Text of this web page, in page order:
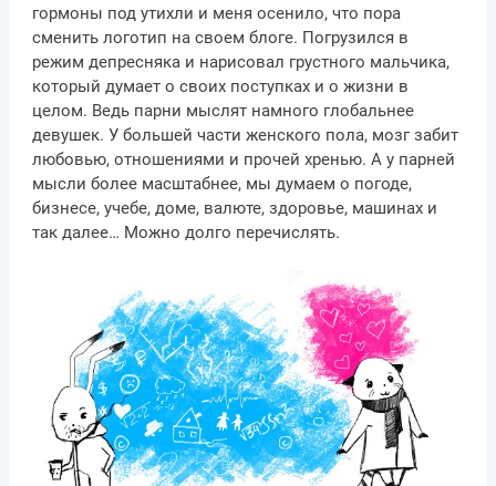
гормоны под утихли и меня осенило, что пора
сменить логотип на своем блоге. Погрузился в
режим депресняка и нарисовал грустного мальчика,
который думает о своих поступках и о жизни в
целом. Ведь парни мыслят намного глобальнее
девушек. У большей части женского пола, мозг забит
любовью, отношениями и прочей хренью. А у парней
мысли более масштабнее, мы думаем о погоде,
бизнесе, учебе, доме, валюте, здоровье, машинах и
так далее… Можно долго перечислять.